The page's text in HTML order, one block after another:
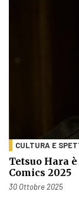
CULTURA E
Tetsuo Hara
Comics 2025
Pubblicato il
30 Ottobre 2025